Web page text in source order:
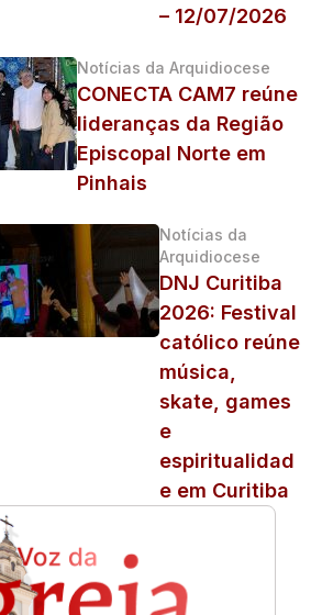
– 12/07/2026
Notícias da Arquidiocese
CONECTA CAM7 reúne
lideranças da Região
Episcopal Norte em
Pinhais
Notícias da
Arquidiocese
DNJ Curitiba
2026: Festival
católico reúne
música,
skate, games
e
espiritualidad
e em Curitiba